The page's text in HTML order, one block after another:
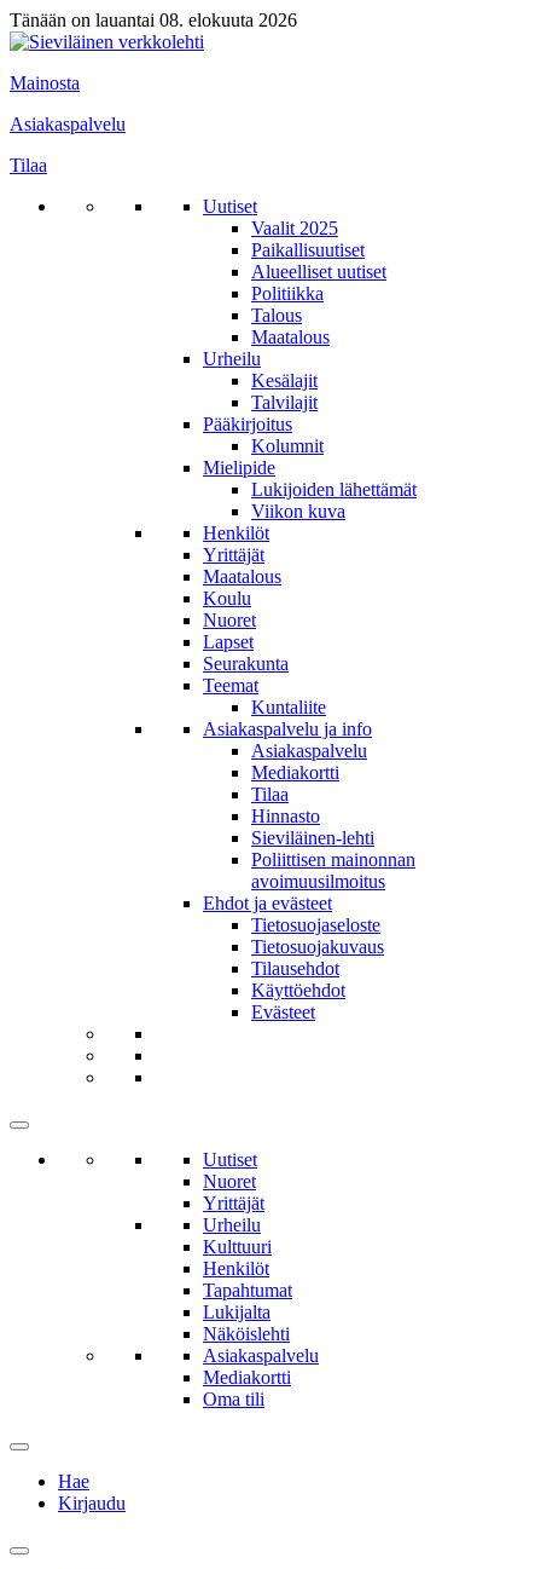
Tänään on lauantai 08. elokuuta 2026
Mainosta
Asiakaspalvelu
Tilaa
Uutiset
Vaalit 2025
Paikallisuutiset
Alueelliset uutiset
Politiikka
Talous
Maatalous
Urheilu
Kesälajit
Talvilajit
Pääkirjoitus
Kolumnit
Mielipide
Lukijoiden lähettämät
Viikon kuva
Henkilöt
Yrittäjät
Maatalous
Koulu
Nuoret
Lapset
Seurakunta
Teemat
Kuntaliite
Asiakaspalvelu ja info
Asiakaspalvelu
Mediakortti
Tilaa
Hinnasto
Sieviläinen-lehti
Poliittisen mainonnan
avoimuusilmoitus
Ehdot ja evästeet
Tietosuojaseloste
Tietosuojakuvaus
Tilausehdot
Käyttöehdot
Evästeet
Uutiset
Nuoret
Yrittäjät
Urheilu
Kulttuuri
Henkilöt
Tapahtumat
Lukijalta
Näköislehti
Asiakaspalvelu
Mediakortti
Oma tili
Hae
Kirjaudu